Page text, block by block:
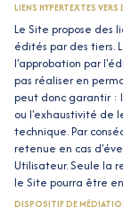
LIENS HYPERTEXTES
Le Site propose des
édités par des tiers.
l'approbation par
pas réaliser en
peut donc garantir :
ou l'exhaustivité de
technique. Par
retenue en cas
Utilisateur. Seule la
le Site pourra être
DISPOSITIF DE